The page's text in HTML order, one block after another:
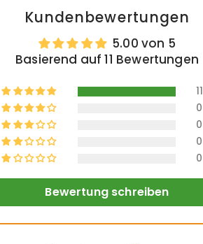
Kundenbewertungen
5.00 von 5
Basierend auf 11 Bewertungen
11
0
0
0
0
Bewertung schreiben